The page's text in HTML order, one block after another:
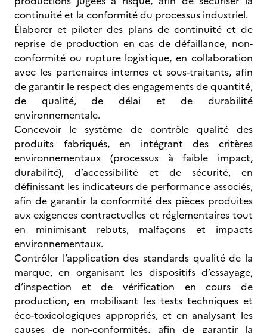
continuité et la conformité du processus industriel.
Élaborer et piloter des plans de continuité et de
reprise de production en cas de défaillance, non-
conformité ou rupture logistique, en collaboration
avec les partenaires internes et sous-traitants, afin
de garantir le respect des engagements de quantité,
de qualité, de délai et de durabilité
environnementale.
Concevoir le système de contrôle qualité des
produits fabriqués, en intégrant des critères
environnementaux (processus à faible impact,
durabilité), d’accessibilité et de sécurité, en
définissant les indicateurs de performance associés,
afin de garantir la conformité des pièces produites
aux exigences contractuelles et réglementaires tout
en minimisant rebuts, malfaçons et impacts
environnementaux.
Contrôler l’application des standards qualité de la
marque, en organisant les dispositifs d’essayage,
d’inspection et de vérification en cours de
production, en mobilisant les tests techniques et
éco-toxicologiques appropriés, et en analysant les
causes de non-conformités, afin de garantir la